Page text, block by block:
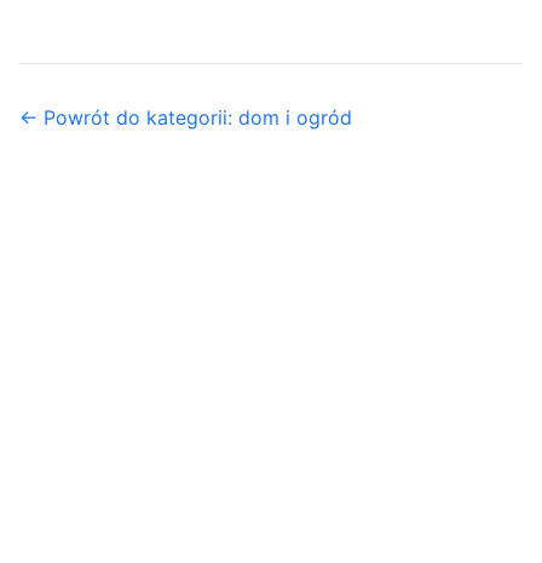
← Powrót do kategorii: dom i ogród